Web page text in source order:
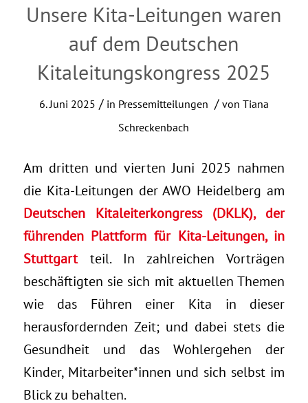
Unsere Kita-Leitungen waren
auf dem Deutschen
Kitaleitungskongress 2025
6. Juni 2025 / in Pressemitteilungen / von Tiana
Schreckenbach
Am dritten und vierten Juni 2025 nahmen
die Kita-Leitungen der AWO Heidelberg am
Deutschen Kitaleiterkongress (DKLK), der
führenden Plattform für Kita-Leitungen, in
Stuttgartteil. In zahlreichen Vorträgen
beschäftigten sie sich mit aktuellen Themen
wie das Führen einer Kita in dieser
herausfordernden Zeit; und dabei stets die
Gesundheit und das Wohlergehen der
Kinder, Mitarbeiter*innen und sich selbst im
Blick zu behalten.